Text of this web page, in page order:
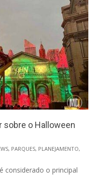
sobre o Halloween
, PARQUES, PLANEJAMENTO,
considerado o principal